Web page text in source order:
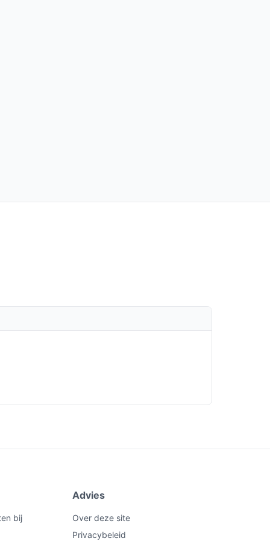
bij
Advies
Over deze site
Privacybeleid